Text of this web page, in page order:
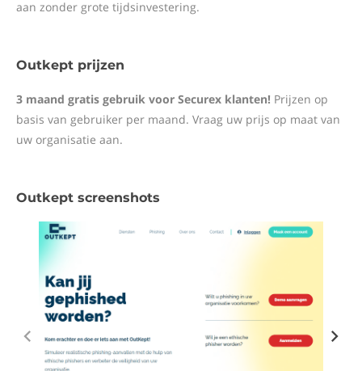
aan zonder grote tijdsinvestering.
Outkept prijzen
3 maand gratis gebruik voor Securex klanten! Prijzen op
basis van gebruiker per maand. Vraag uw prijs op maat van
uw organisatie aan.
Outkept screenshots